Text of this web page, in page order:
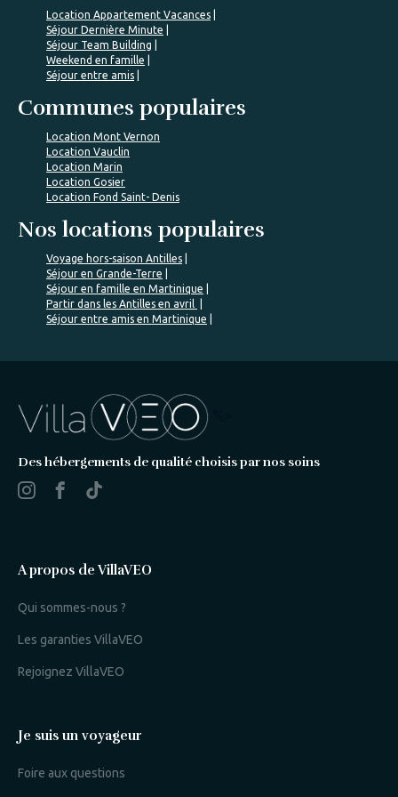
Location Appartement Vacances
Séjour Dernière Minute
Séjour Team Building
Weekend en famille
Séjour entre amis
Communes populaires
Location Mont Vernon
Location Vauclin
Location Marin
Location Gosier
Location Fond Saint- Denis
Nos locations populaires
Voyage hors-saison Antilles
Séjour en Grande-Terre
Séjour en famille en Martinique
Partir dans les Antilles en avril
Séjour entre amis en Martinique
Des hébergements de qualité choisis par nos soins
A propos de VillaVEO
Qui sommes-nous ?
Les garanties VillaVEO
Rejoignez VillaVEO
Je suis un voyageur
Foire aux questions